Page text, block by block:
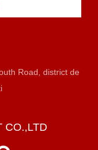
Road, district de
CO.,LTD